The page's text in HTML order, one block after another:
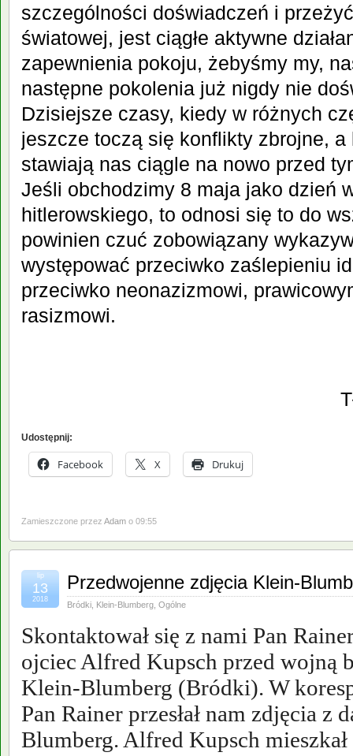
szczególności doświadczeń i
światowej, jest ciągłe aktywne
zapewnienia pokoju, żebyśmy my,
następne pokolenia już nigdy nie
Dzisiejsze czasy, kiedy w różnych
jeszcze toczą się konflikty zbrojne,
stawiają nas ciągle na nowo przed
Jeśli obchodzimy 8 maja jako dzień
hitlerowskiego, to odnosi się to do
powinien czuć zobowiązany
występować przeciwko zaślepieniu
przeciwko neonazizmowi,
rasizmowi.
Udostępnij:
Facebook X Drukuj
Zamieszczone przez Adam o 09:55
Przedwojenne zdjęcia Klein-
Bródki Klein-Blumberg Ogólne
lip
13
2018
Skontaktował się z nami Pan
ojciec Alfred Kupsch przed wojną
Klein-Blumberg (Bródki). W
Pan Rainer przesłał nam zdjęcia z
Blumberg. Alfred Kupsch